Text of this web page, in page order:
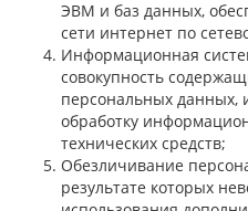
ЭВМ и баз данных,
сети интернет по
Информационная
совокупность
персональных
обработку
технических средств;
Обезличивание
результате которых